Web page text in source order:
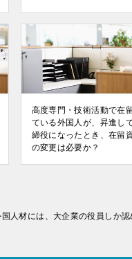
高度専門・技術活動で在
ている外国人が、昇進し
締役になったとき、在留
の変更は必要か？